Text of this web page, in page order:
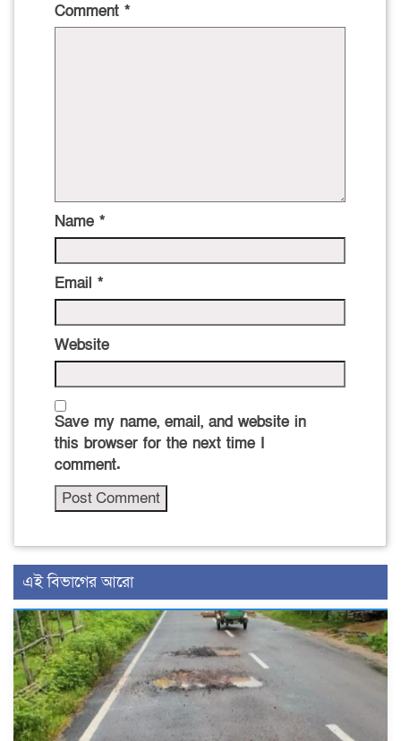
Comment *
Name *
Email *
Website
Save my name, email, and website in
this browser for the next time I
comment.
এই বিভাগের আরো